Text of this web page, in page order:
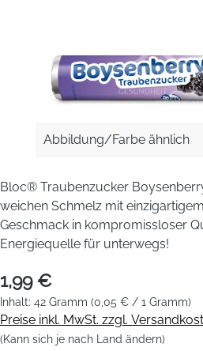
Abbildung/Farbe ähnlich
Bloc® Traubenzucker
weichen Schmelz mit
Geschmack in kompromissloser
Energiequelle für unterwegs!
1,99 €
Inhalt: 42 Gramm (0,05 € / 1 Gramm)
Preise inkl. MwSt. zzgl.
(Kann sich je nach Land ändern)